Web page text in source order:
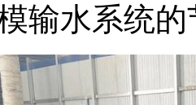
输水系统